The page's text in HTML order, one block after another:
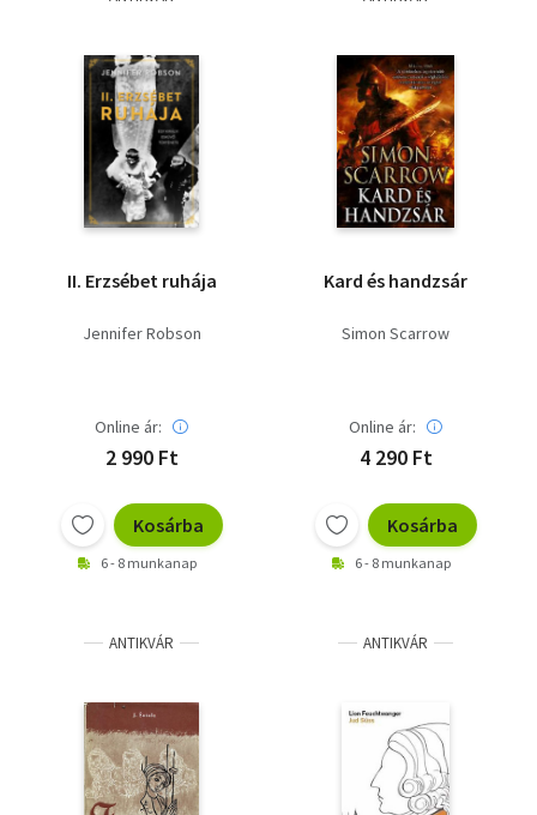
II. Erzsébet ruhája
Jennifer Robson
Online ár:
2 990 Ft
Kosárba
6 - 8 munkanap
Kard és handzsár
Simon Scarrow
Online ár:
4 290 Ft
Kosárba
6 - 8 munkanap
ANTIKVÁR ANTIKVÁR